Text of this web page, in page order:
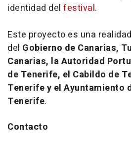
identidad del festival.
Este proyecto es una
del Gobierno de Canarias,
Canarias, la Autoridad
de Tenerife, el Cabildo de
Tenerife y el Ayuntamiento
Tenerife.
Contacto